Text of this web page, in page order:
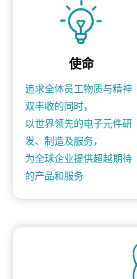
使命
追求全体员工物质与精神
双丰收的同时，
以世界领先的电子元件研
发、制造及服务，
为全球企业提供超越期待
的产品和服务